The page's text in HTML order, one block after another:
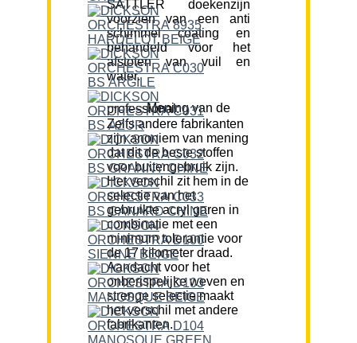
SATTLER doekenzijn
voorzien van een anti
schimmel coating en
behandeld voor het
afstoten van vuil en
water.
Mening van de professional:
Zelfs andere fabrikanten
zijn anoniem van mening
dat dit de beste stoffen
voor buitengebruik zijn.
Het verschil zit hem in de
selectie van het
gebruikte acryl garen in
combinatie met een
minimum tolerantie voor
de 17 kilometer draad.
Aandacht voor het
onberispelijke weven en
strenge selectie maakt
het verschil met andere
fabrikanten.